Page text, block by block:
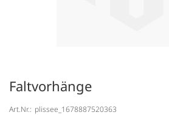
Faltvorhänge
Art.Nr.: plissee_1678887520363